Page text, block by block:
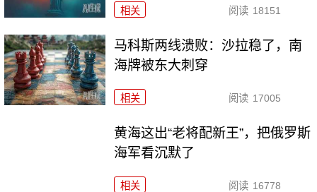
相关 阅读 18151
马科斯两线溃败：沙拉稳了，南
海牌被东大刺穿
相关 阅读 17005
黄海这出“老将配新王”，把俄罗斯
海军看沉默了
相关 阅读 16778